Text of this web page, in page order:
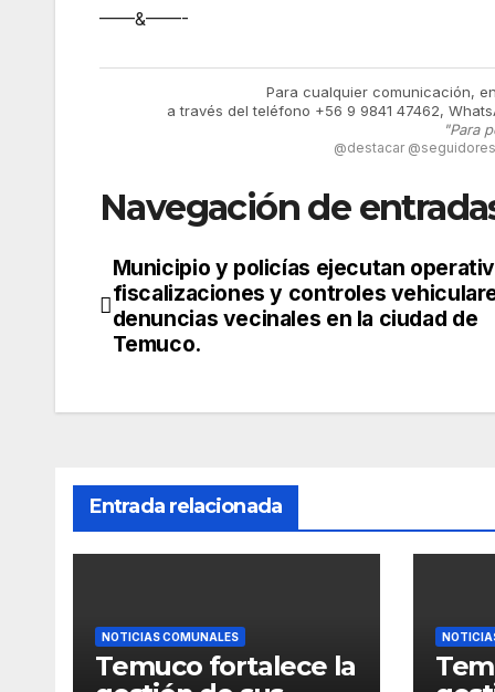
——&——-
Para cualquier comunicación,
a través del teléfono +56 9 9841 47462,
"Para
@destacar
Navegación de
Municipio y policías ejecutan
fiscalizaciones y controles
denuncias vecinales en la ciudad de
Temuco.
Entrada relacionada
NOTICIAS COMUNALES
Temuco fortalece la